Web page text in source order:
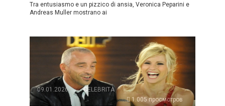
Tra entusiasmo e un pizzico di ansia, Veronica Peparini e
Andreas Muller mostrano ai
09.01.2026
CELEBRITÀ
1.005 просмотров